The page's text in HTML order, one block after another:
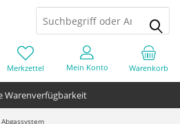
Warenverfügbarkeit
Warenkorb
Merkzettel Mein Konto